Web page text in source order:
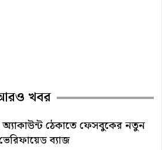
আরও খবর
অ্যাকাউন্ট ঠেকাতে ফেসবুকের নতুন
ব্যাজ